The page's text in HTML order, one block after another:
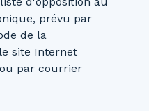
prévu par
de la
site Internet
par courrier